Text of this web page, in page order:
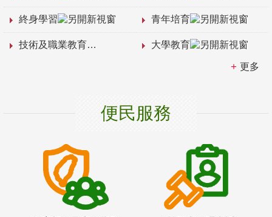
終身學習 青年培育
技術及職業教育 大學教育
更多
便民服務